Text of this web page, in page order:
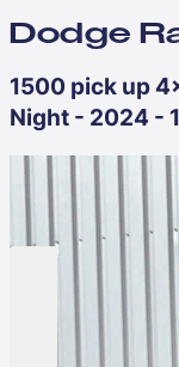
Dodge
1500 pick up
Night - 2024 -